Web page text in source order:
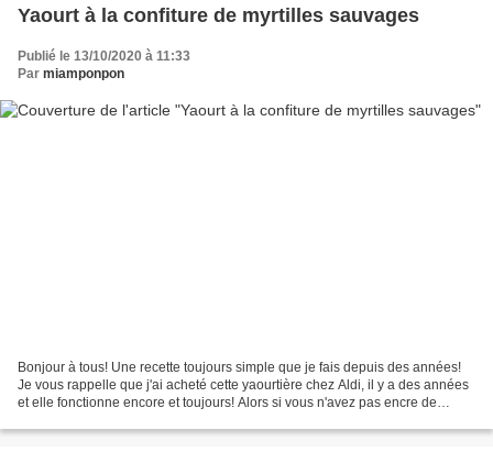
Yaourt à la confiture de myrtilles sauvages
Publié le 13/10/2020 à 11:33
Par miamponpon
Bonjour à tous! Une recette toujours simple que je fais depuis des années!
Je vous rappelle que j'ai acheté cette yaourtière chez Aldi, il y a des années
et elle fonctionne encore et toujours! Alors si vous n'avez pas encre de